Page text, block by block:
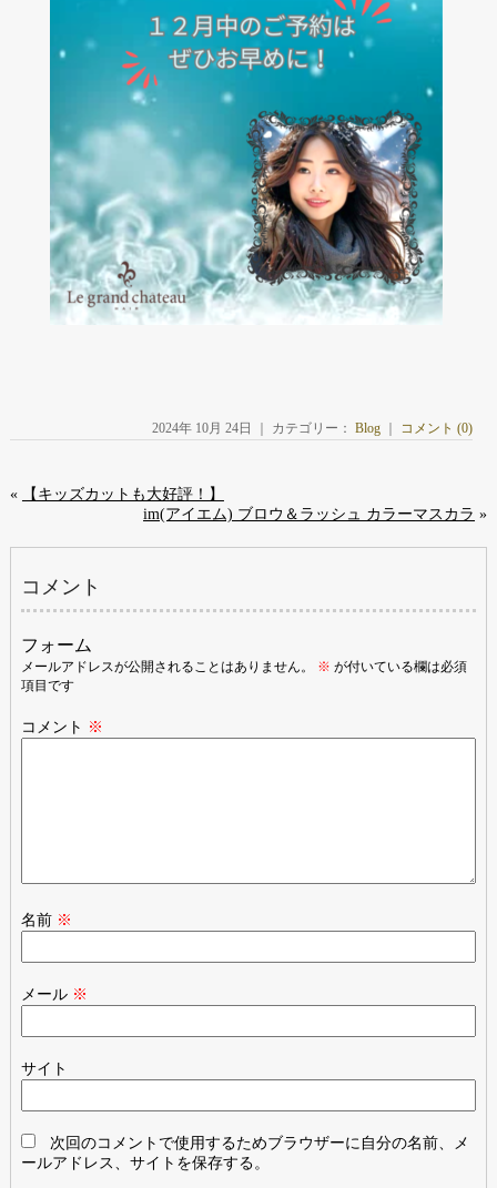
2024年 10月 24日 ｜ カテゴリー：Blog コメント (0)
«
【キッズカットも大好評！】
im(アイエム) ブロウ＆ラッシュ カラーマスカラ »
コメント
フォーム
メールアドレスが公開されることはありません。 ※ が付いている欄は必須
項目です
コメント ※
名前 ※
メール ※
サイト
次回のコメントで使用するためブラウザーに自分の名前、メ
ールアドレス、サイトを保存する。